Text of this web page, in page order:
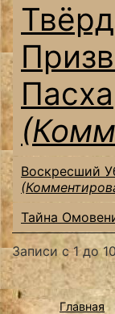
Пасха
Воскресший
Тайна
Записи с 1 до
Главная